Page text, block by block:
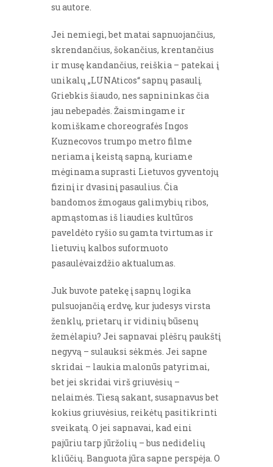
su autore.
Jei nemiegi, bet matai sapnuojančius,
skrendančius, šokančius, krentančius
ir musę kandančius, reiškia – patekai į
unikalų „LUNAticos“ sapnų pasaulį.
Griebkis šiaudo, nes sapnininkas čia
jau nebepadės. Žaismingame ir
komiškame choreografės Ingos
Kuznecovos trumpo metro filme
neriama į keistą sapną, kuriame
mėginama suprasti Lietuvos gyventojų
fizinį ir dvasinį pasaulius. Čia
bandomos žmogaus galimybių ribos,
apmąstomas iš liaudies kultūros
paveldėto ryšio su gamta tvirtumas ir
lietuvių kalbos suformuoto
pasaulėvaizdžio aktualumas.
Juk buvote patekę į sapnų logika
pulsuojančią erdvę, kur judesys virsta
ženklų, prietarų ir vidinių būsenų
žemėlapiu? Jei sapnavai plėšrų paukštį
negyvą – sulauksi sėkmės. Jei sapne
skridai – laukia malonūs patyrimai,
bet jei skridai virš griuvėsių –
nelaimės. Tiesą sakant, susapnavus bet
kokius griuvėsius, reikėtų pasitikrinti
sveikatą. O jei sapnavai, kad eini
pajūriu tarp jūržolių – bus nedidelių
kliūčių. Banguota jūra sapne perspėja. O